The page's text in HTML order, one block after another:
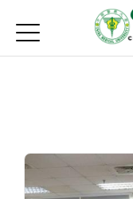
關於我們
Open submenu
發展重點